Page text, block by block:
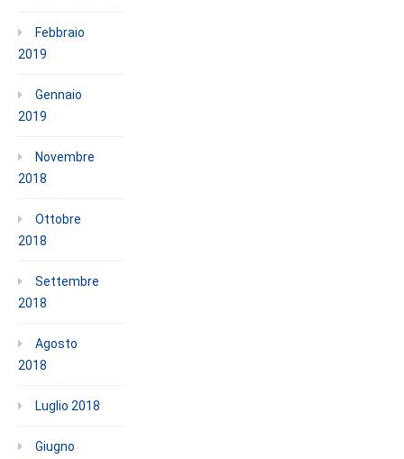
Febbraio
2019
Gennaio
2019
Novembre
2018
Ottobre
2018
Settembre
2018
Agosto
2018
Luglio 2018
Giugno